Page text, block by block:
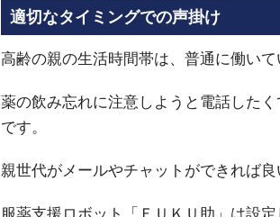
適切なタイミングでの声掛け
高齢の親の生活時間帯は、普通に働いて
薬の飲み忘れに注意しようと電話した
です。
親世代がメールやチャットができれば
服薬支援ロボット「ＦＵＫＵ助」は設